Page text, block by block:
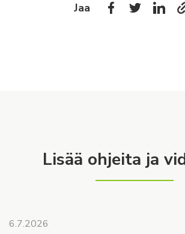
Jaa
Lisää ohjeita ja
6.7.2026